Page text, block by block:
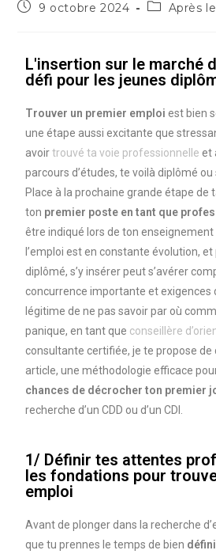
9 octobre 2024 Après
L'insertion sur le marché
défi pour les jeunes
Trouver un premier emploi est bien
une étape aussi excitante que
avoirtrouvé ta voie professionnelle et
parcours d’études, te voilà diplômé ou
Place à la prochaine grande étape de
ton premier poste en tant que
être indiqué lors de ton enseignement
l’emploi est en constante évolution,
diplômé, s’y insérer peut s’avérer
concurrence importante et exigences
légitime de ne pas savoir par où
panique, en tant que conseillère
consultante certifiée, je te propose de
article, une méthodologie efficace
chances de décrocher ton premier
recherche d’un CDD ou d’un CDI.
1/ Définir tes attentes
les fondations pour
emploi
Avant de plonger dans la recherche
que tu prennes le temps de bien